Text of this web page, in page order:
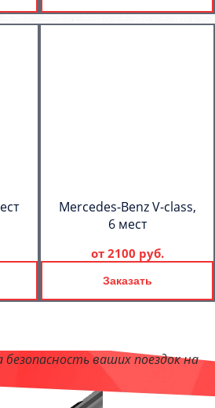
Mercedes-Benz V-class,
6 мест
от 2100 руб.
Заказать
ваших поездок на